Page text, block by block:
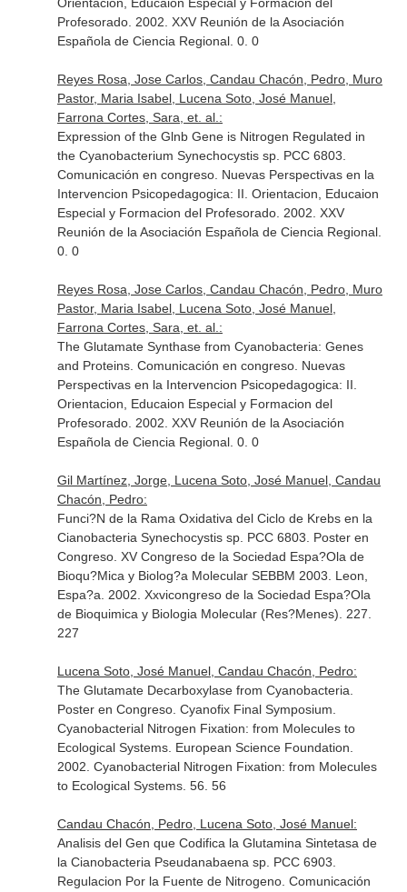
Profesorado. 2002. XXV Reunión de la Asociación
Española de Ciencia Regional. 0. 0
Reyes Rosa, Jose Carlos, Candau Chacón, Pedro, Muro
Pastor, Maria Isabel, Lucena Soto, José Manuel,
Farrona Cortes, Sara, et. al.:
Expression of the Glnb Gene is Nitrogen Regulated in
the Cyanobacterium Synechocystis sp. PCC 6803.
Comunicación en congreso. Nuevas Perspectivas en la
Intervencion Psicopedagogica: II. Orientacion, Educaion
Especial y Formacion del Profesorado. 2002. XXV
Reunión de la Asociación Española de Ciencia Regional.
0. 0
Reyes Rosa, Jose Carlos, Candau Chacón, Pedro, Muro
Pastor, Maria Isabel, Lucena Soto, José Manuel,
Farrona Cortes, Sara, et. al.:
The Glutamate Synthase from Cyanobacteria: Genes
and Proteins. Comunicación en congreso. Nuevas
Perspectivas en la Intervencion Psicopedagogica: II.
Orientacion, Educaion Especial y Formacion del
Profesorado. 2002. XXV Reunión de la Asociación
Española de Ciencia Regional. 0. 0
Gil Martínez, Jorge, Lucena Soto, José Manuel, Candau
Chacón, Pedro:
Funci?N de la Rama Oxidativa del Ciclo de Krebs en la
Cianobacteria Synechocystis sp. PCC 6803. Poster en
Congreso. XV Congreso de la Sociedad Espa?Ola de
Bioqu?Mica y Biolog?a Molecular SEBBM 2003. Leon,
Espa?a. 2002. Xxvicongreso de la Sociedad Espa?Ola
de Bioquimica y Biologia Molecular (Res?Menes). 227.
227
Lucena Soto, José Manuel, Candau Chacón, Pedro:
The Glutamate Decarboxylase from Cyanobacteria.
Poster en Congreso. Cyanofix Final Symposium.
Cyanobacterial Nitrogen Fixation: from Molecules to
Ecological Systems. European Science Foundation.
2002. Cyanobacterial Nitrogen Fixation: from Molecules
to Ecological Systems. 56. 56
Candau Chacón, Pedro, Lucena Soto, José Manuel:
Analisis del Gen que Codifica la Glutamina Sintetasa de
la Cianobacteria Pseudanabaena sp. PCC 6903.
Regulacion Por la Fuente de Nitrogeno. Comunicación